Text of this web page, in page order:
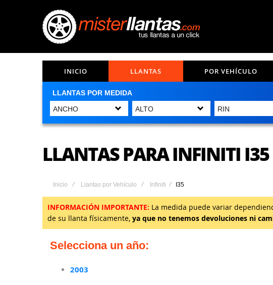
INICIO LLANTAS POR VEHÍCULO
LLANTAS POR MEDIDA
LLANTAS PARA INFINITI I35
Inicio Llantas por Vehículo Infiniti I35
INFORMACIÓN IMPORTANTE: La medida puede variar
de su llanta físicamente, ya que no tenemos devoluciones ni
Selecciona un año:
2003